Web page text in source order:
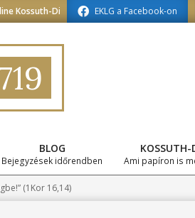
Diák a médiainformatika tagozat
EKLG a Facebook-on
BLOG
Bejegyzések időrendben
KOSSUTH-
Ami papíron is
(1Kor 16,14)